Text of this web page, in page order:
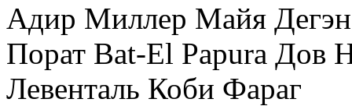
Адир Миллер Майя
Порат Bat-El Papura Дов
Левенталь Коби Фараг